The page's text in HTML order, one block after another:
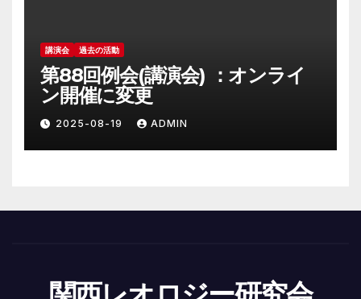
講演会 過去の活動
第88回例会(講演会) ：オンライ
ン開催に変更
2025-08-19 ADMIN